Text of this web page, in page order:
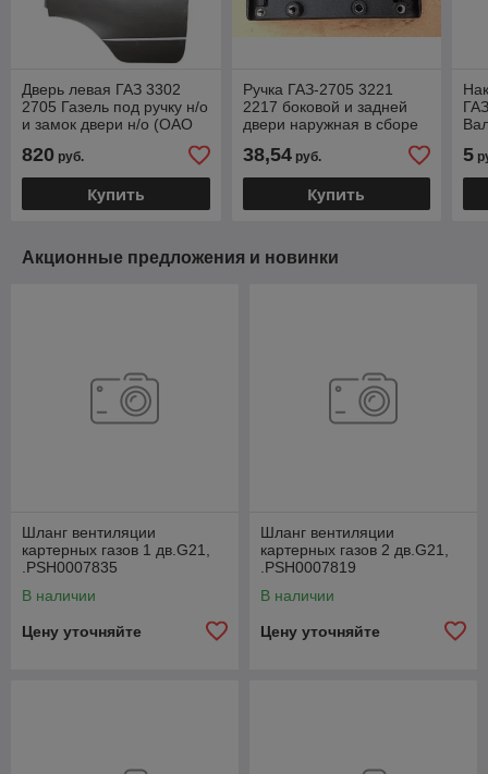
Дверь левая ГАЗ 3302
2705 Газель под ручку н/о
и замок двери н/о (ОАО
820 руб.
Купить
Ручка ГАЗ-2705 3221
2217 боковой и задней
двери наружная в сборе
Новгород) 2705-6305150
38,54руб.
Купить
5
Акционные предложения и новинки
Шланг вентиляции
картерных газов 1 дв.G21,
.РSН0007835
В наличии
Цену уточняйте
Шланг вентиляции
картерных газов 2 дв.G21,
.РSН0007819
В наличии
Цену уточняйте